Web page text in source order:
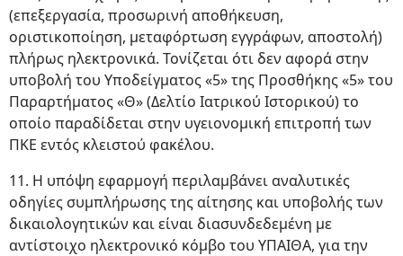
(επεξεργασία, προσωρινή αποθήκευση,
οριστικοποίηση, μεταφόρτωση εγγράφων, αποστολή)
πλήρως ηλεκτρονικά. Τονίζεται ότι δεν αφορά στην
υποβολή του Υποδείγματος «5» της Προσθήκης «5» του
Παραρτήματος «Θ» (Δελτίο Ιατρικού Ιστορικού) το
οποίο παραδίδεται στην υγειονομική επιτροπή των
ΠΚΕ εντός κλειστού φακέλου.
11. Η υπόψη εφαρμογή περιλαμβάνει αναλυτικές
οδηγίες συμπλήρωσης της αίτησης και υποβολής των
δικαιολογητικών και είναι διασυνδεδεμένη με
αντίστοιχο ηλεκτρονικό κόμβο του ΥΠΑΙΘΑ, για την